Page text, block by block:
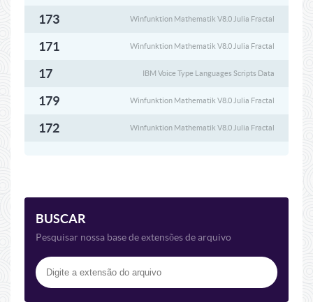
173 Winfunktion Mathematik V8.0 Julia Fractal
171 Winfunktion Mathematik V8.0 Julia Fractal
17 IBM Voice Type Languages Scripts Data
179 Winfunktion Mathematik V8.0 Julia Fractal
172 Winfunktion Mathematik V8.0 Julia Fractal
BUSCAR
Pesquisar nossa base de extensões de arquivo